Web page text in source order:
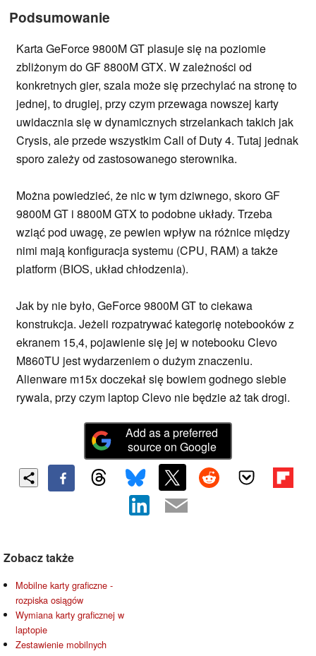
Podsumowanie
Karta GeForce 9800M GT plasuje się na poziomie
zbliżonym do GF 8800M GTX. W zależności od
konkretnych gier, szala może się przechylać na stronę to
jednej, to drugiej, przy czym przewaga nowszej karty
uwidacznia się w dynamicznych strzelankach takich jak
Crysis, ale przede wszystkim Call of Duty 4. Tutaj jednak
sporo zależy od zastosowanego sterownika.
Można powiedzieć, że nic w tym dziwnego, skoro GF
9800M GT i 8800M GTX to podobne układy. Trzeba
wziąć pod uwagę, ze pewien wpływ na różnice między
nimi mają konfiguracja systemu (CPU, RAM) a także
platform (BIOS, układ chłodzenia).
Jak by nie było, GeForce 9800M GT to ciekawa
konstrukcja. Jeżeli rozpatrywać kategorię notebooków z
ekranem 15,4, pojawienie się jej w notebooku Clevo
M860TU jest wydarzeniem o dużym znaczeniu.
Alienware m15x doczekał się bowiem godnego siebie
rywala, przy czym laptop Clevo nie będzie aż tak drogi.
Add as a preferred
source on Google
Zobacz także
Mobilne karty graficzne -
rozpiska osiągów
Wymiana karty graficznej w
laptopie
Zestawienie mobilnych